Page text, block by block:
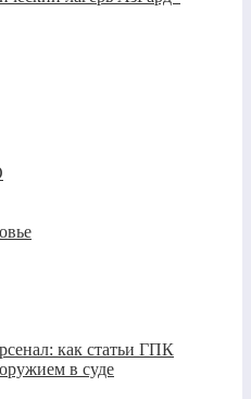
как статьи ГПК
в суде